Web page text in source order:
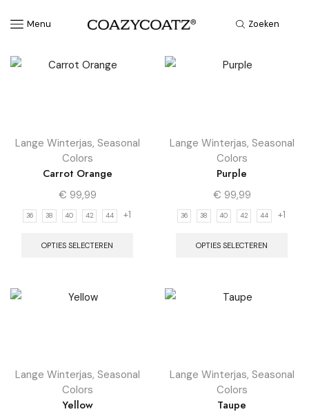
Menu Zoeken
Lange Winterjas, Seasonal
Colors
Carrot Orange
€ 99,99
36 38 40 42 44 +1
OPTIES SELECTEREN
Lange Winterjas, Seasonal
Colors
Purple
€ 99,99
36 38 40 42 44 +1
OPTIES SELECTEREN
Lange Winterjas, Seasonal
Colors
Yellow
Lange Winterjas, Seasonal
Colors
Taupe